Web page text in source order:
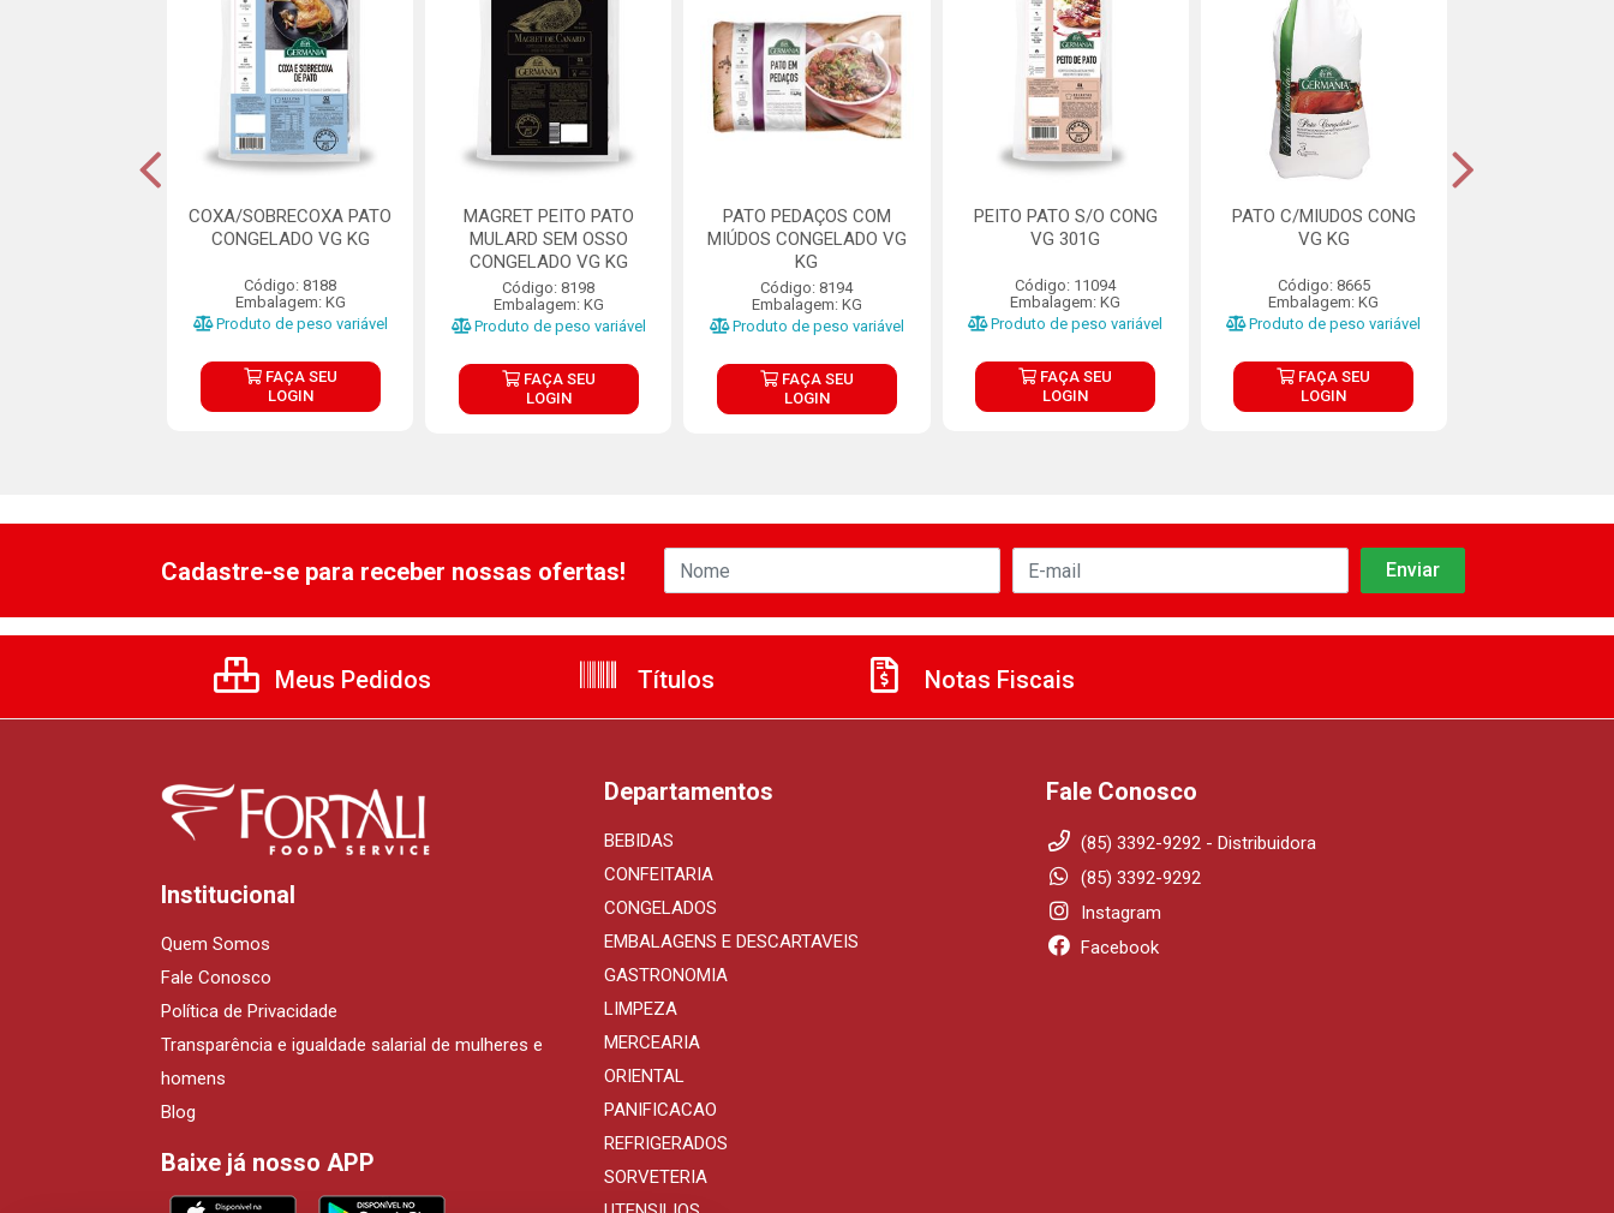
COXA/SOBRECOXA PATO
CONGELADO VG KG
Código: 8188
Embalagem: KG
Produto de peso variável
FAÇA SEU
LOGIN
MAGRET PEITO PATO
MULARD SEM OSSO
CONGELADO VG KG
Código: 8198
Embalagem: KG
Produto de peso variável
FAÇA SEU
LOGIN
PATO PEDAÇOS COM
MIÚDOS CONGELADO VG
KG
Código: 8194
Embalagem: KG
Produto de peso variável
FAÇA SEU
LOGIN
PEITO PATO S/O CONG
VG 301G
Código: 11094
Embalagem: KG
Produto de peso variável
FAÇA SEU
LOGIN
PATO C/MIUDOS CONG
VG KG
Código: 8665
Embalagem: KG
Produto de peso variável
FAÇA SEU
LOGIN
Cadastre-se para receber nossas ofertas!
Meus Pedidos Títulos Notas Fiscais
Institucional
Quem Somos
Fale Conosco
Política de Privacidade
Transparência e igualdade salarial de mulheres e
homens
Blog
Baixe já nosso APP
Departamentos
BEBIDAS
CONFEITARIA
CONGELADOS
EMBALAGENS E DESCARTAVEIS
GASTRONOMIA
LIMPEZA
MERCEARIA
ORIENTAL
PANIFICACAO
REFRIGERADOS
SORVETERIA
Fale Conosco
(85) 3392-9292 - Distribuidora
(85) 3392-9292
Instagram
Facebook